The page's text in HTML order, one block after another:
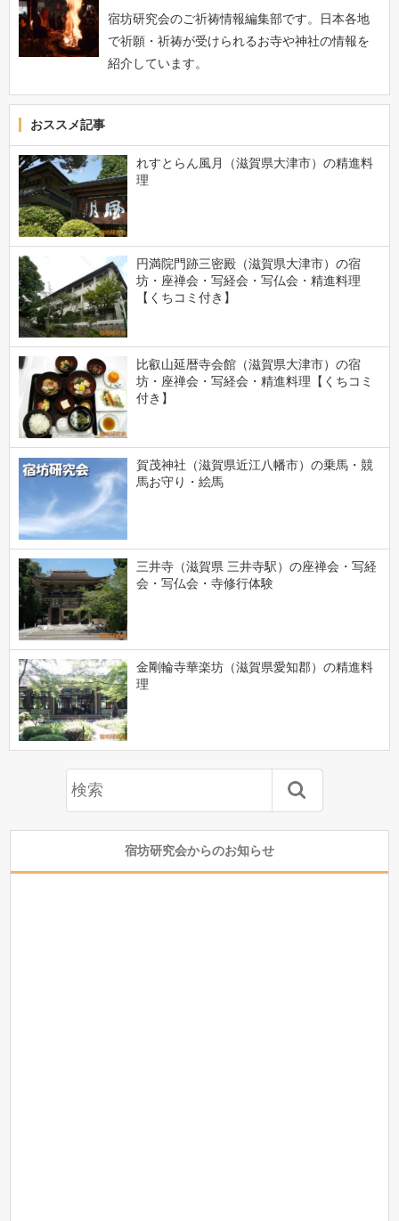
宿坊研究会のご祈祷情報編集部です。日本各地
で祈願・祈祷が受けられるお寺や神社の情報を
紹介しています。
おススメ記事
れすとらん風月（滋賀県大津市）の精進料
理
円満院門跡三密殿（滋賀県大津市）の宿
坊・座禅会・写経会・写仏会・精進料理
【くちコミ付き】
比叡山延暦寺会館（滋賀県大津市）の宿
坊・座禅会・写経会・精進料理【くちコミ
付き】
賀茂神社（滋賀県近江八幡市）の乗馬・競
馬お守り・絵馬
三井寺（滋賀県 三井寺駅）の座禅会・写経
会・写仏会・寺修行体験
金剛輪寺華楽坊（滋賀県愛知郡）の精進料
理
宿坊研究会からのお知らせ